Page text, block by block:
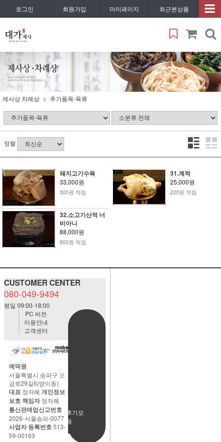
로그인 회원가입 마이페이지 최근본상품
제사상 차례상 추가품목-육류
정렬
돼지고기수육
33,000원
300원 적립
31.계적
25,000원
220원 적립
32.소고기산적 너
비아니
88,000원
800원 적립
CUSTOMER CENTER
080-049-9494
평일 09:00-18:00
사용후기모
음
PC 버전
이용안내
고객센터
예덕원
서울특별시 송파구 오
금로29길6(방이동)
대표 정자혜 개인정보
보호 책임자정자혜
통신판매업신고번호
2026-서울송파-0077
사업자 등록번호513-
59-00163